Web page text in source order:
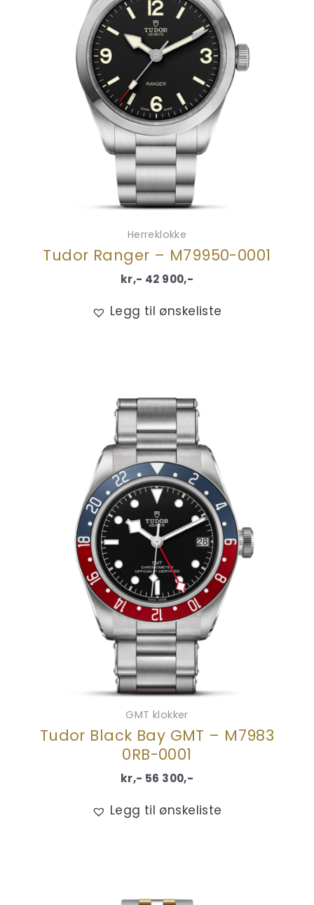
Herreklokke
Tudor Ranger – M79950-0001
kr,- 42 900,-
Legg til ønskeliste
GMT klokker
Tudor Black Bay GMT – M7983
0RB-0001
kr,- 56 300,-
Legg til ønskeliste